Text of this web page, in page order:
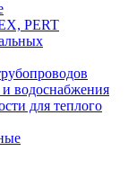
PERT
водоснабжения
для теплого